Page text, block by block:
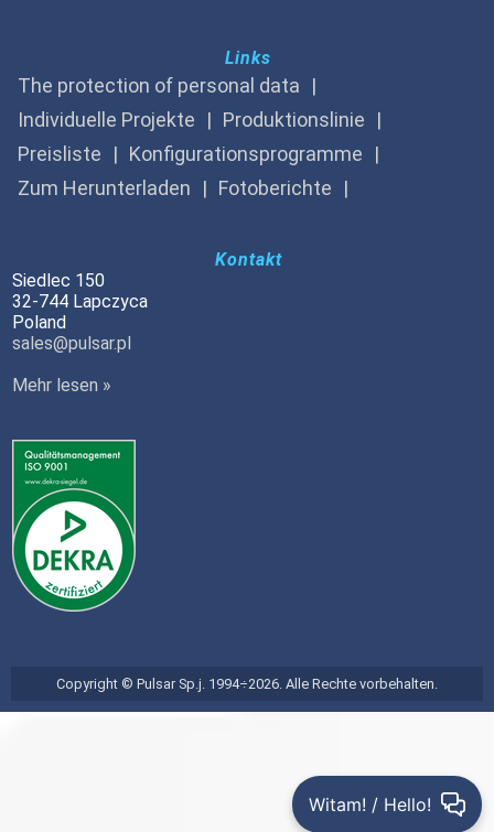
Links
The protection of personal data
Individuelle Projekte
Produktionslinie
Preisliste
Konfigurationsprogramme
Zum Herunterladen
Fotoberichte
Kontakt
Siedlec 150
32-744 Lapczyca
Poland
sales@pulsar.pl
Mehr lesen »
Copyright © Pulsar Sp.j. 1994÷2026. Alle Rechte vorbehalten.
Witam! / Hello!